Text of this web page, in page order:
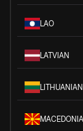
LAO
LATVIAN
LITHUANIAN